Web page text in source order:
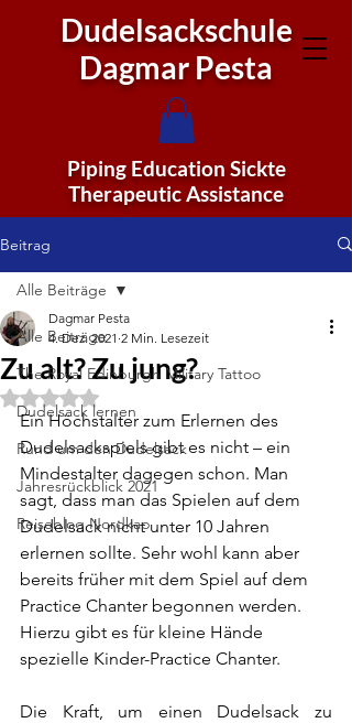
Dudelsackschule
Dagmar Pesta
Piping Education Sickte
Therapeutic Assistance
Beitrag
Alle Beiträge
The Royal Edinburgh Military Tattoo
Dudelsack lernen
Rund um den Dudelsack
Jahresrückblick 2021
Reiseblog Nordkap
Alle Beiträge
Zu alt? Zu jung?
Dagmar Pesta
4. Dez. 2021 2 Min. Lesezeit
Mit NaN von 5 Sternen bewertet.
Ein Höchstalter zum Erlernen des
Dudelsackspiels gibt es nicht – ein
Mindestalter dagegen schon. Man
sagt, dass man das Spielen auf dem
Dudelsack nicht unter 10 Jahren
erlernen sollte. Sehr wohl kann aber
bereits früher mit dem Spiel auf dem
Practice Chanter begonnen werden.
Hierzu gibt es für kleine Hände
spezielle Kinder-Practice Chanter.
Die Kraft, um einen Dudelsack zu